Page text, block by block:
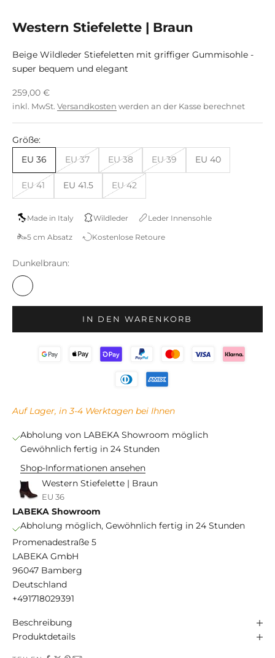
Western Stiefelette | Braun
Beige Wildleder Stiefeletten mit griffiger Gummisohle -
super bequem und elegant
Angebot
259,00 €
inkl. MwSt. Versandkosten werden an der Kasse berechnet
Größe:
EU 36
EU 37 EU 38 EU 39 EU 40
EU 41 EU 41.5 EU 42
Made in Italy Wildleder Leder Innensohle
5 cm Absatz Kostenlose Retoure
Dunkelbraun:
IN DEN WARENKORB
Auf Lager, in 3-4 Werktagen bei Ihnen
Abholung von LABEKA Showroom möglich
Gewöhnlich fertig in 24 Stunden
Shop-Informationen ansehen
Western Stiefelette | Braun
EU 36
LABEKA Showroom
Abholung möglich, Gewöhnlich fertig in 24 Stunden
Promenadestraße 5
LABEKA GmbH
96047 Bamberg
Deutschland
+491718029391
Beschreibung
Produktdetails